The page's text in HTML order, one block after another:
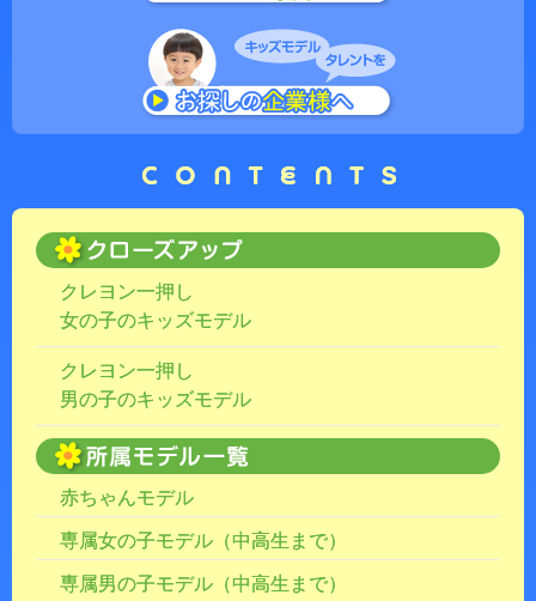
クレヨン一押し
女の子のキッズモデル
クレヨン一押し
男の子のキッズモデル
赤ちゃんモデル
専属女の子モデル（中高生まで）
専属男の子モデル（中高生まで）